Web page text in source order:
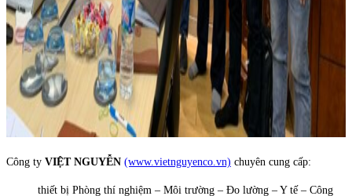
Công ty VIỆT NGUYỄN (www.vietnguyenco.vn) chuyên cung cấp:
thiết bị Phòng thí nghiệm – Môi trường – Đo lường – Y tế – Công